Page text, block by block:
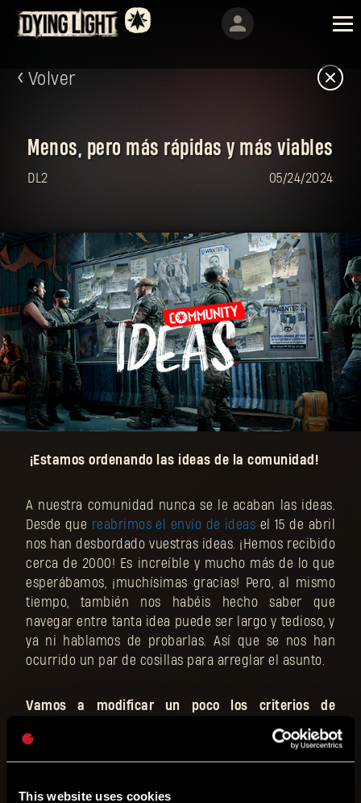
This website uses cookies
Volver
Menos, pero más rápidas y más viables
DL2 05/24/2024
¡Estamos ordenando las ideas de la comunidad!
A nuestra comunidad nunca se le acaban las ideas.
Desde que reabrimos el envío de ideas el 15 de abril
nos han desbordado vuestras ideas. ¡Hemos recibido
cerca de 2000! Es increíble y mucho más de lo que
esperábamos, ¡muchísimas gracias! Pero, al mismo
tiempo, también nos habéis hecho saber que
navegar entre tanta idea puede ser largo y tedioso, y
ya ni hablamos de probarlas. Así que se nos han
ocurrido un par de cosillas para arreglar el asunto.
Vamos a modificar un poco los criterios de
ideas que aparecen en nuestra página web sean